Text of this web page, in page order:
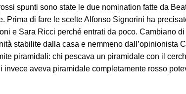
spunti sono state le due nomination fatte da
Prima di fare le scelte Alfonso Signorini ha
e Sara Ricci perché entrati da poco. Cambiano
stabilite dalla casa e nemmeno dall’opinionista
piramidali: chi pescava un piramidale con il
invece aveva piramidale completamente rosso